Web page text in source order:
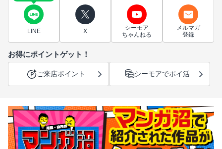
LINE X
シーモア
ちゃんねる
メルマガ
登録
お得にポイントゲット！
ご来店ポイント シーモアでポイ活